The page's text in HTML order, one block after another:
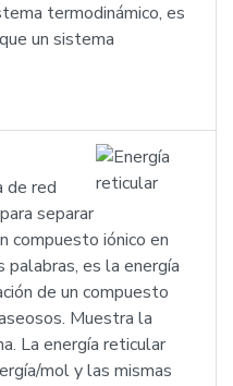
termodinámico, es
un sistema
de red
separar
compuesto iónico en
palabras, es la energía
de un compuesto
Muestra la
La energía reticular
mol y las mismas